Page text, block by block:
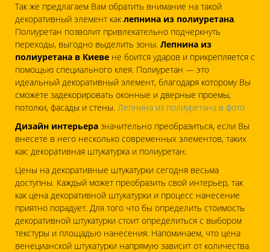
Так же предлагаем Вам обратить внимание на такой
декоративный элемент как лепнина из полиуретана.
Полиуретан позволит привлекательно подчеркнуть
переходы, выгодно выделить зоны. Лепнина из
полиуретана в Киеве не боится ударов и прикрепляется с
помощью специального клея. Полиуретан — это
идеальный декоративный элемент, благодаря которому Вы
сможете задекорировать оконные и дверные проемы,
потолки, фасады и стены. Лепнина из полиуретана в фото
Дизайн интерьера значительно преобразиться, если Вы
внесете в него несколько современных элементов, таких
как: декоративная штукатурка и полиуретан.
Цены на декоративные штукатурки сегодня весьма
доступны. Каждый может преобразить свой интерьер, так
как цена декоративной штукатурки и процесс нанесение
приятно порадует. Для того что бы определить стоимость
декоративной штукатурки стоит определиться с выбором
текстуры и площадью нанесения. Напоминаем, что цена
венецианской штукатурки напрямую зависит от количества